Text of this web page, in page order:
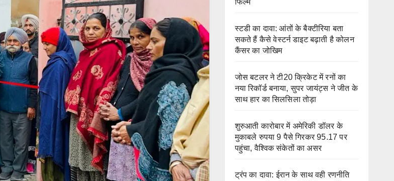
फिल्में
स्टडी का दावा: आंतों के बैक्टीरिया बता
सकते हैं कैसे वेस्टर्न डाइट बढ़ाती है कोलन
कैंसर का जोखिम
जोस बटलर ने टी20 क्रिकेट में रनों का
नया रिकॉर्ड बनाया, सुपर जायंट्स ने जीत के
साथ हार का सिलसिला तोड़ा
शुरुआती कारोबार में अमेरिकी डॉलर के
मुकाबले रुपया 9 पैसे गिरकर 95.17 पर
पहुंचा, वैश्विक संकेतों का असर
ट्रंप का दावा: ईरान के साथ वही रणनीति